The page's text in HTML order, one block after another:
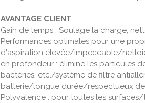
AVANTAGE CLIENT
Gain de temps : Soulage la charge,
Performances optimales pour une
d'aspiration élevée/impeccable/
en profondeur : élimine les particules
bactéries, etc./système de filtre
batterie/longue durée/respectueux
Polyvalence : pour toutes les